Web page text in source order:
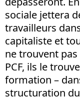
sociale jettera
travailleurs
capitaliste et
ne trouvent pas
PCF, ils le
formation –
structuration